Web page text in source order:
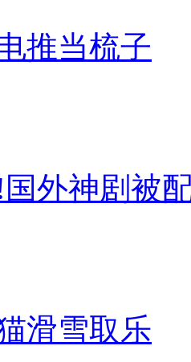
推当梳子
外神剧被
滑雪取乐